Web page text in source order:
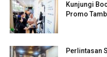
Kunjungi
Promo
Perlintasan